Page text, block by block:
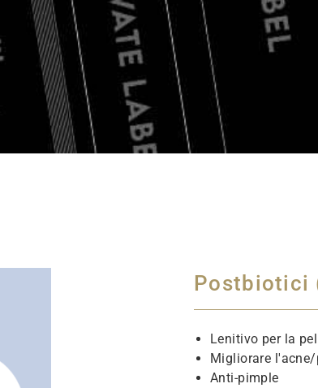
Postbiotici
Lenitivo per la
Migliorare
Anti-pimple